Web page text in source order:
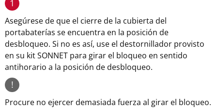
1
Asegúrese de que el cierre de la cubierta del
portabaterías se encuentra en la posición de
desbloqueo. Si no es así, use el destornillador provisto
en su kit SONNET para girar el bloqueo en sentido
antihorario a la posición de desbloqueo.
!
Procure no ejercer demasiada fuerza al girar el bloqueo.